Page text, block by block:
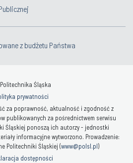
z budżetu Państwa
Śląska
prywatności
za poprawność, aktualność i zgodność z
publikowanych za pośrednictwem serwisu
Śląskiej ponoszą ich autorzy - jednostki
informacyjne wytworzono. Prowadzenie:
Politechniki Śląskiej (www@polsl.pl)
dostępności